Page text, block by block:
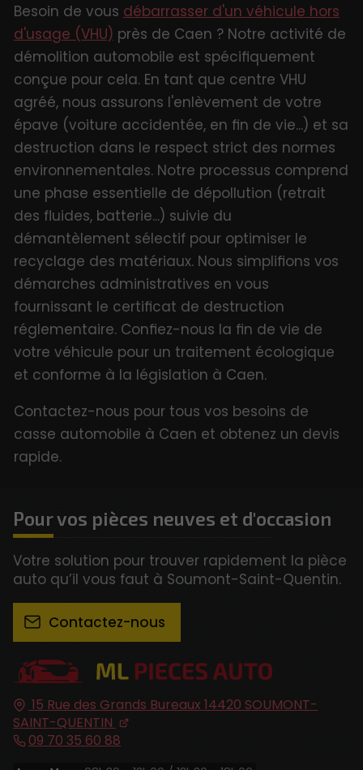
Besoin de vous débarrasser d'un véhicule hors
d'usage (VHU) près de Caen ? Notre activité de
démolition automobile est spécifiquement
conçue pour cela. En tant que centre VHU
agréé, nous assurons l'enlèvement de votre
épave (voiture accidentée, en fin de vie...) et sa
destruction dans le respect strict des normes
environnementales. Notre processus comprend
une phase essentielle de dépollution (retrait
des fluides, batterie...) suivie du
démantèlement sélectif pour optimiser le
recyclage des matériaux. Nous simplifions vos
démarches administratives en vous
fournissant le certificat de destruction
réglementaire. Confiez-nous la fin de vie de
votre véhicule pour un traitement écologique
et conforme à la législation à Caen.
Contactez-nous pour tous vos besoins de
casse automobile à Caen et obtenez un devis
rapide.
15 Rue des Grands Bureaux 14420 SOUMONT-
SAINT-QUENTIN
09 70 35 60 88
Pour vos pièces neuves et d'occasion
Votre solution pour trouver rapidement la pièce
auto qu’il vous faut à Soumont-Saint-Quentin.
Contactez-nous